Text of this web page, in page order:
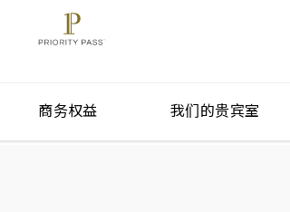
商务权益 我们的贵宾室